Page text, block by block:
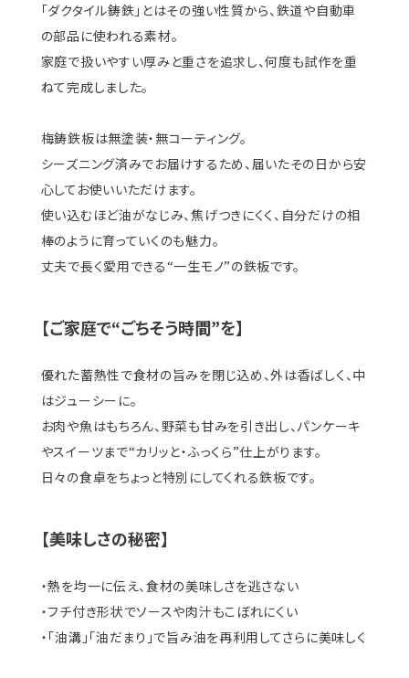
「ダクタイル鋳鉄」とはその強い性質から、鉄道や自動車
の部品に使われる素材。
家庭で扱いやすい厚みと重さを追求し、何度も試作を重
ねて完成しました。
梅鋳鉄板は無塗装・無コーティング。
シーズニング済みでお届けするため、届いたその日から安
心してお使いいただけます。
使い込むほど油がなじみ、焦げつきにくく、自分だけの相
棒のように育っていくのも魅力。
丈夫で長く愛用できる“一生モノ”の鉄板です。
【ご家庭で“ごちそう時間”を】
優れた蓄熱性で食材の旨みを閉じ込め、外は香ばしく、中
はジューシーに。
お肉や魚はもちろん、野菜も甘みを引き出し、パンケーキ
やスイーツまで“カリッと・ふっくら”仕上がります。
日々の食卓をちょっと特別にしてくれる鉄板です。
【美味しさの秘密】
・熱を均一に伝え、食材の美味しさを逃さない
・フチ付き形状でソースや肉汁もこぼれにくい
・「油溝」「油だまり」で旨み油を再利用してさらに美味しく